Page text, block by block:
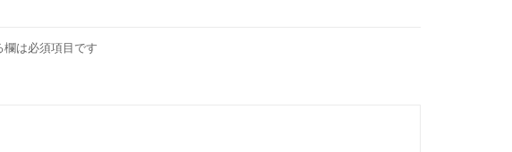
欄は必須項目です